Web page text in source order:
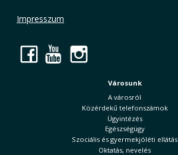
Impresszum
Facebook
YouTube
Városunk
A városról
Közérdekű telefonszámok
Ügyintézés
Egészségügy
Szociális és gyermekjóléti ellátás
Oktatás, nevelés